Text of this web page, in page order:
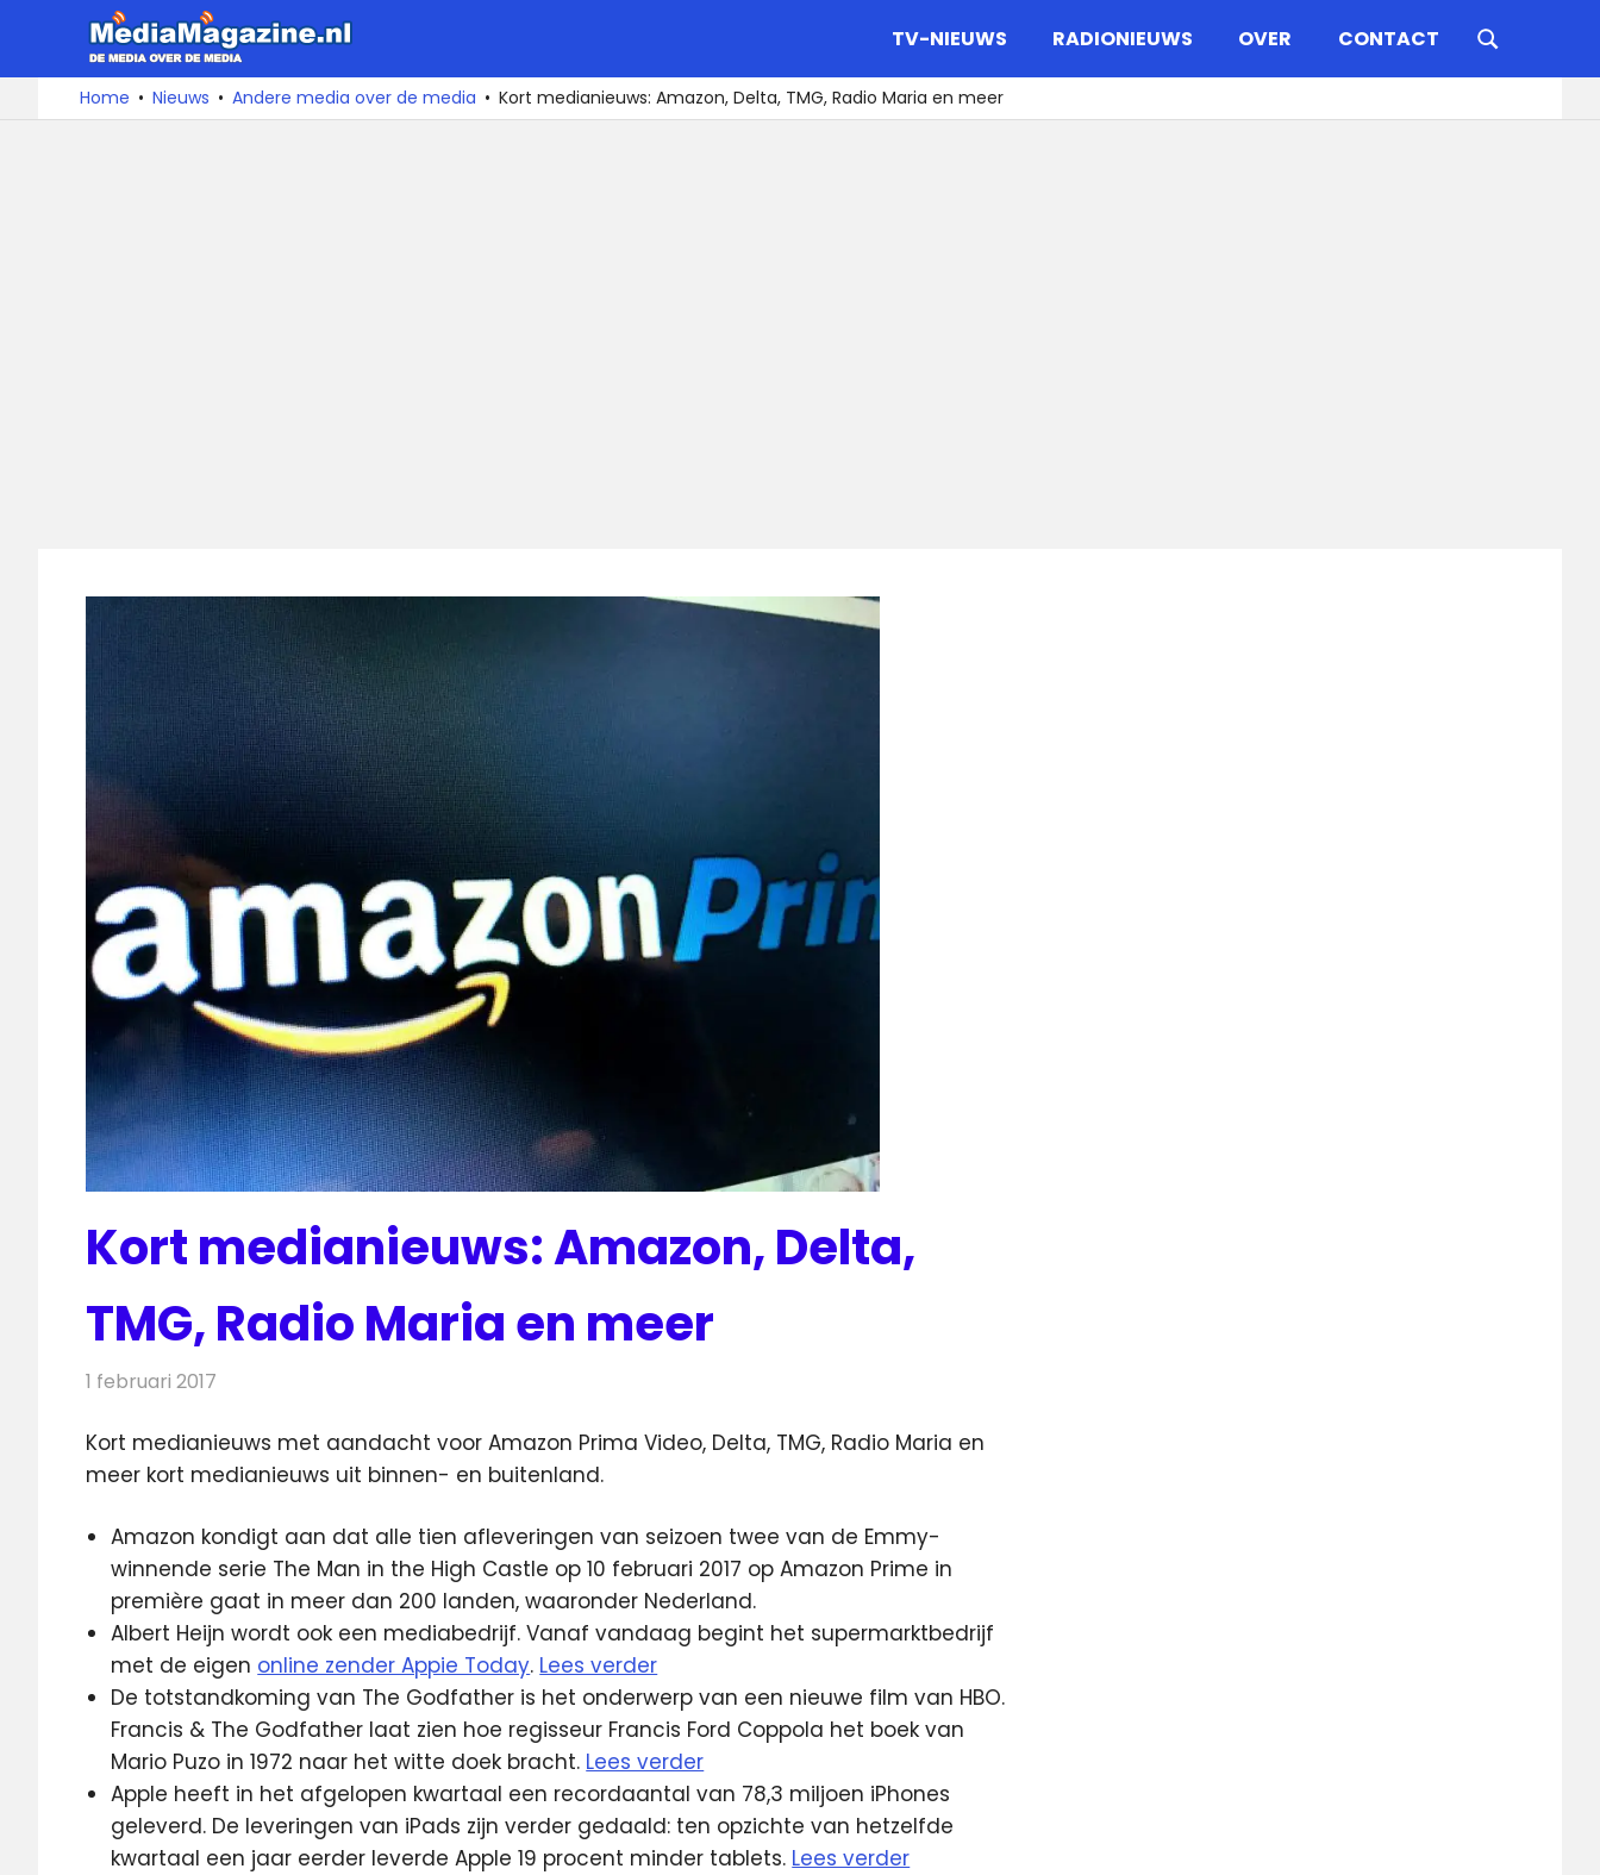
naar
De
media
over
TV-NIEUWS RADIONIEUWS OVER CONTACT
Home Nieuws Andere media over de media Kort medianieuws: Amazon, Delta, TMG, Radio Maria en meer
Kort medianieuws: Amazon, Delta,
TMG, Radio Maria en meer
1 februari 2017
Kort medianieuws met aandacht voor Amazon Prima Video, Delta, TMG, Radio Maria en
meer kort medianieuws uit binnen- en buitenland.
Amazon kondigt aan dat alle tien afleveringen van seizoen twee van de Emmy-
winnende serie The Man in the High Castle op 10 februari 2017 op Amazon Prime in
première gaat in meer dan 200 landen, waaronder Nederland.
Albert Heijn wordt ook een mediabedrijf. Vanaf vandaag begint het supermarktbedrijf
met de eigen online zender Appie Today. Lees verder
De totstandkoming van The Godfather is het onderwerp van een nieuwe film van HBO.
Francis & The Godfather laat zien hoe regisseur Francis Ford Coppola het boek van
Mario Puzo in 1972 naar het witte doek bracht. Lees verder
Apple heeft in het afgelopen kwartaal een recordaantal van 78,3 miljoen iPhones
geleverd. De leveringen van iPads zijn verder gedaald: ten opzichte van hetzelfde
kwartaal een jaar eerder leverde Apple 19 procent minder tablets. Lees verder